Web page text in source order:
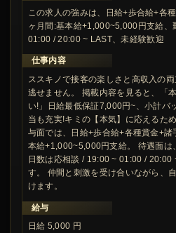
この求人の強みは、日給+歩合給+各
ヶ月間:基本給+1,000~5,000円支給、
01:00 / 20:00 ~ LAST、未経験歓迎
仕事内容
ススキノで接客の楽しさと高収入の
逃せません。 掲載内容を見ると、「
い!」日給最低保証7,000円~、小計バ
当も充実!キミの【本気】に応えるた
与面では、日給+歩合給+各種賞金+
本給+1,000~5,000円支給。 待遇面は
日数は応相談 / 19:00 ~ 01:00 / 20:00
す。 仲間と刺激を受け合いながら、
けます。
給与
日給 5,000 円